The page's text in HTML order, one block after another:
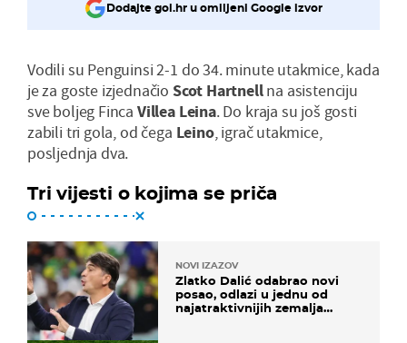
Dodajte gol.hr u omiljeni Google izvor
Vodili su Penguinsi 2-1 do 34. minute utakmice, kada
je za goste izjednačio Scot Hartnellna asistenciju
sve boljeg Finca Villea Leina. Do kraja su još gosti
zabili tri gola, od čega Leino, igrač utakmice,
posljednja dva.
Tri vijesti o kojima se priča
NOVI IZAZOV
Zlatko Dalić odabrao novi
posao, odlazi u jednu od
najatraktivnijih zemalja